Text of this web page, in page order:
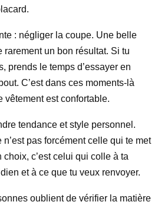
: négliger la coupe. Une belle
un bon résultat. Si tu
prends le temps d’essayer en
C’est dans ces moments-là
vêtement est confortable.
tendance et style personnel.
pas forcément celle qui te met
choix, c’est celui qui colle à ta
et à ce que tu veux renvoyer.
oublient de vérifier la matière